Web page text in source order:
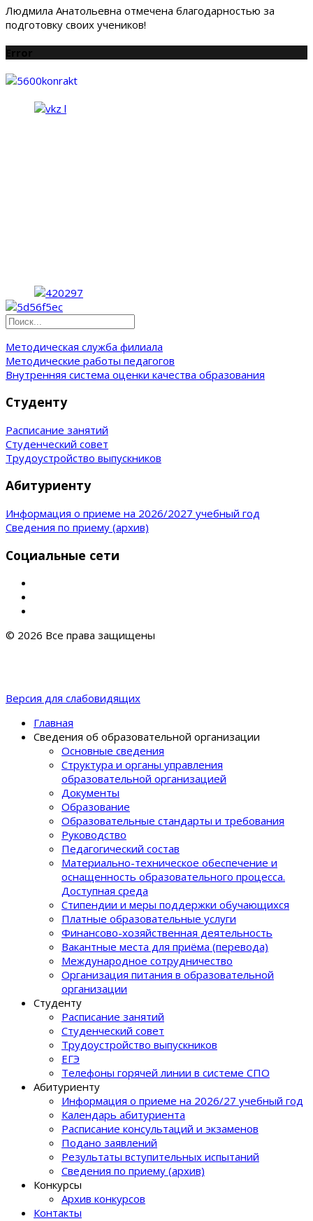
Людмила Анатольевна отмечена благодарностью за
подготовку своих учеников!
Error
Методическая служба филиала
Методические работы педагогов
Внутренняя система оценки качества образования
Студенту
Расписание занятий
Студенческий совет
Трудоустройство выпускников
Абитуриенту
Информация о приеме на 2026/2027 учебный год
Сведения по приему (архив)
Социальные сети
© 2026 Все права защищены
Версия для слабовидящих
Главная
Сведения об образовательной организации
Основные сведения
Структура и органы управления
образовательной организацией
Документы
Образование
Образовательные стандарты и требования
Руководство
Педагогический состав
Материально-техническое обеспечение и
оснащенность образовательного процеcса.
Доступная среда
Стипендии и меры поддержки обучающихся
Платные образовательные услуги
Финансово-хозяйственная деятельность
Вакантные места для приёма (перевода)
Международное сотрудничество
Организация питания в образовательной
организации
Студенту
Расписание занятий
Студенческий совет
Трудоустройство выпускников
ЕГЭ
Телефоны горячей линии в системе СПО
Абитуриенту
Информация о приеме на 2026/27 учебный год
Календарь абитуриента
Расписание консультаций и экзаменов
Подано заявлений
Результаты вступительных испытаний
Сведения по приему (архив)
Конкурсы
Архив конкурсов
Контакты